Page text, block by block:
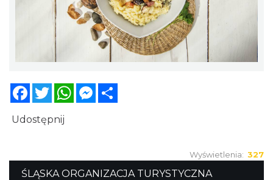
FacebookTwitterWhatsAppMessenger
Udostępnij
Wyświetlenia: 327
ŚLĄSKA ORGANIZACJA TURYSTYCZNA